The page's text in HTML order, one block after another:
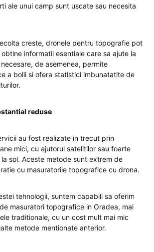
ale unui camp sunt uscate sau necesita
creste, dronele pentru topografie pot
informatii esentiale care sa ajute la
de asemenea, permite
a bolii si ofera statistici imbunatatite de
reduse
au fost realizate in trecut prin
mici, cu ajutorul satelitilor sau foarte
sol. Aceste metode sunt extrem de
cu masuratorile topografice cu drona.
tehnologii, suntem capabili sa oferim
masuratori topografice in Oradea, mai
traditionale, cu un cost mult mai mic
metode mentionate anterior.